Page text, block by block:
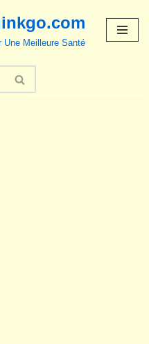
Une Meilleure Santé